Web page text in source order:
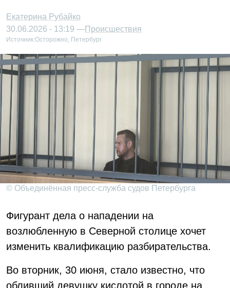
Екатерина Рубайко
30.06.2026 - 13:19 —Происшествия
Источник:Осторожно, Петербург
© Объединённая пресс-служба судов Петербурга
Фигурант дела о нападении на
возлюбленную в Северной столице хочет
изменить квалификацию разбирательства.
Во вторник, 30 июня, стало известно, что
обливший девушку кислотой в городе на